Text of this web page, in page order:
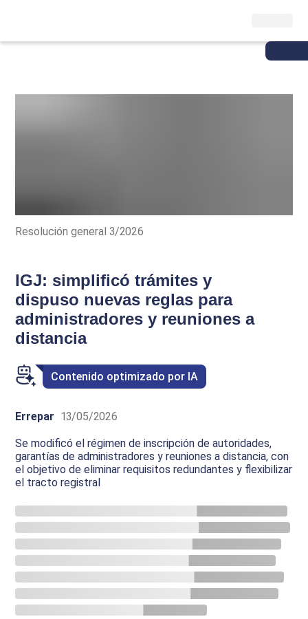
Resolución general 3/2026
IGJ: simplificó trámites y
dispuso nuevas reglas para
administradores y reuniones a
distancia
Contenido optimizado por IA
Errepar 13/05/2026
Se modificó el régimen de inscripción de autoridades,
garantías de administradores y reuniones a distancia, con
el objetivo de eliminar requisitos redundantes y flexibilizar
el tracto registral